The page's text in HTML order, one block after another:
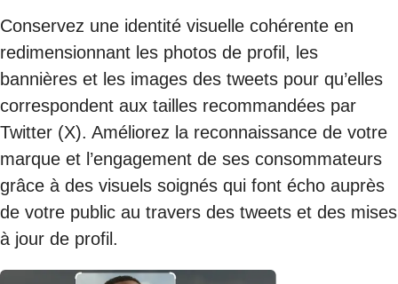
Conservez une identité visuelle cohérente en
redimensionnant les photos de profil, les
bannières et les images des tweets pour qu’elles
correspondent aux tailles recommandées par
Twitter (X). Améliorez la reconnaissance de votre
marque et l’engagement de ses consommateurs
grâce à des visuels soignés qui font écho auprès
de votre public au travers des tweets et des mises
à jour de profil.